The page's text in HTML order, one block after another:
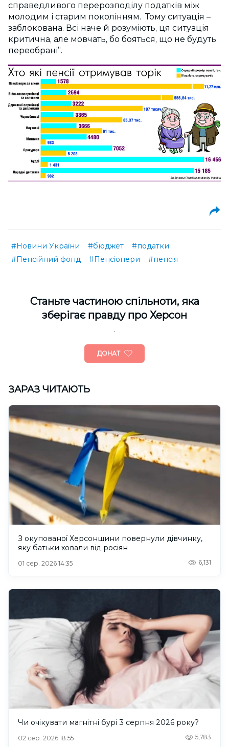
справедливого перерозподілу податків між
молодим і старим поколінням. Тому ситуація –
заблокована. Всі наче й розуміють, ця ситуація
критична, але мовчать, бо бояться, що не будуть
переобрані”.
#Новини України #бюджет
#податки
#Пенсійний фонд
#Пенсіонери #пенсія
Cтаньте частиною спільноти, яка
зберігає правду про Херсон
ДОНАТ
ЗАРАЗ ЧИТАЮТЬ
З окупованої Херсонщини повернули дівчинку,
яку батьки ховали від росіян
01 сер. 2026 14:35 6,131
Чи очікувати магнітні бурі 3 серпня 2026 року?
02 сер. 2026 18:55 5,783